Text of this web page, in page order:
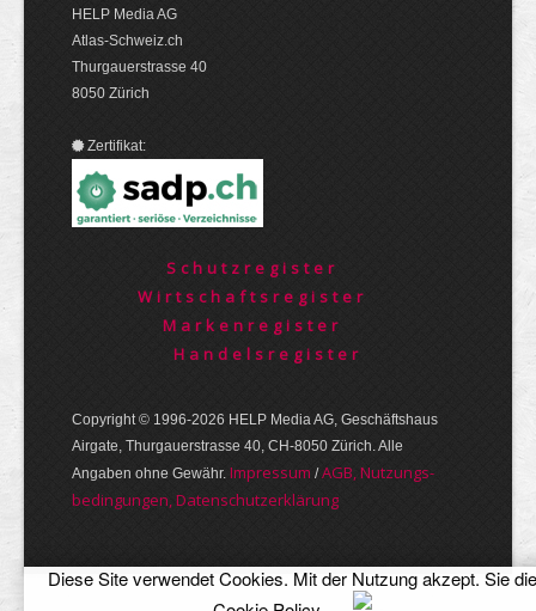
HELP Media AG
Atlas-Schweiz.ch
Thurgauerstrasse 40
8050 Zürich
Zertifikat:
Schutzregister
Wirtschaftsregister
Markenregister
Handelsregister
Copyright © 1996-2026 HELP Media AG, Geschäftshaus
Airgate, Thurgauer­strasse 40, CH-8050 Zürich. Alle
Angaben ohne Gewähr. Im­pres­sum /AGB, Nut­zungs­
bedin­gungen, Daten­schutz­er­klärung
Diese Site verwendet Cookies. Mit der Nutzung akzept. Sie die